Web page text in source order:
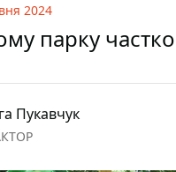
2024
парку
Пукавчук